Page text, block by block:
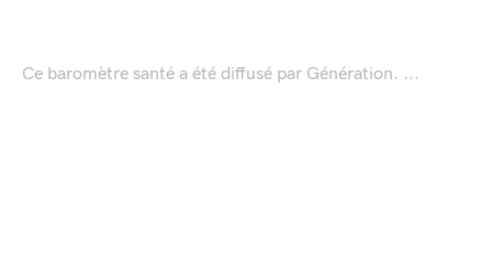
Ce baromètre santé a été diffusé par Génération. ...